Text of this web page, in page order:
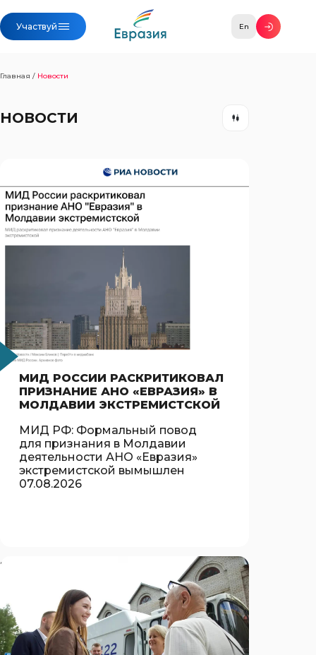
Участвуй En
Главная / Новости
НОВОСТИ
МИД РОССИИ РАСКРИТИКОВАЛ
ПРИЗНАНИЕ АНО «ЕВРАЗИЯ» В
МОЛДАВИИ ЭКСТРЕМИСТСКОЙ
МИД РФ: Формальный повод
для признания в Молдавии
деятельности АНО «Евразия»
экстремистской вымышлен
07.08.2026